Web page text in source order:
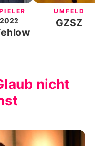
UMFELD
GZSZ
nicht